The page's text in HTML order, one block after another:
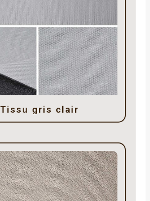
Tissu gris clair